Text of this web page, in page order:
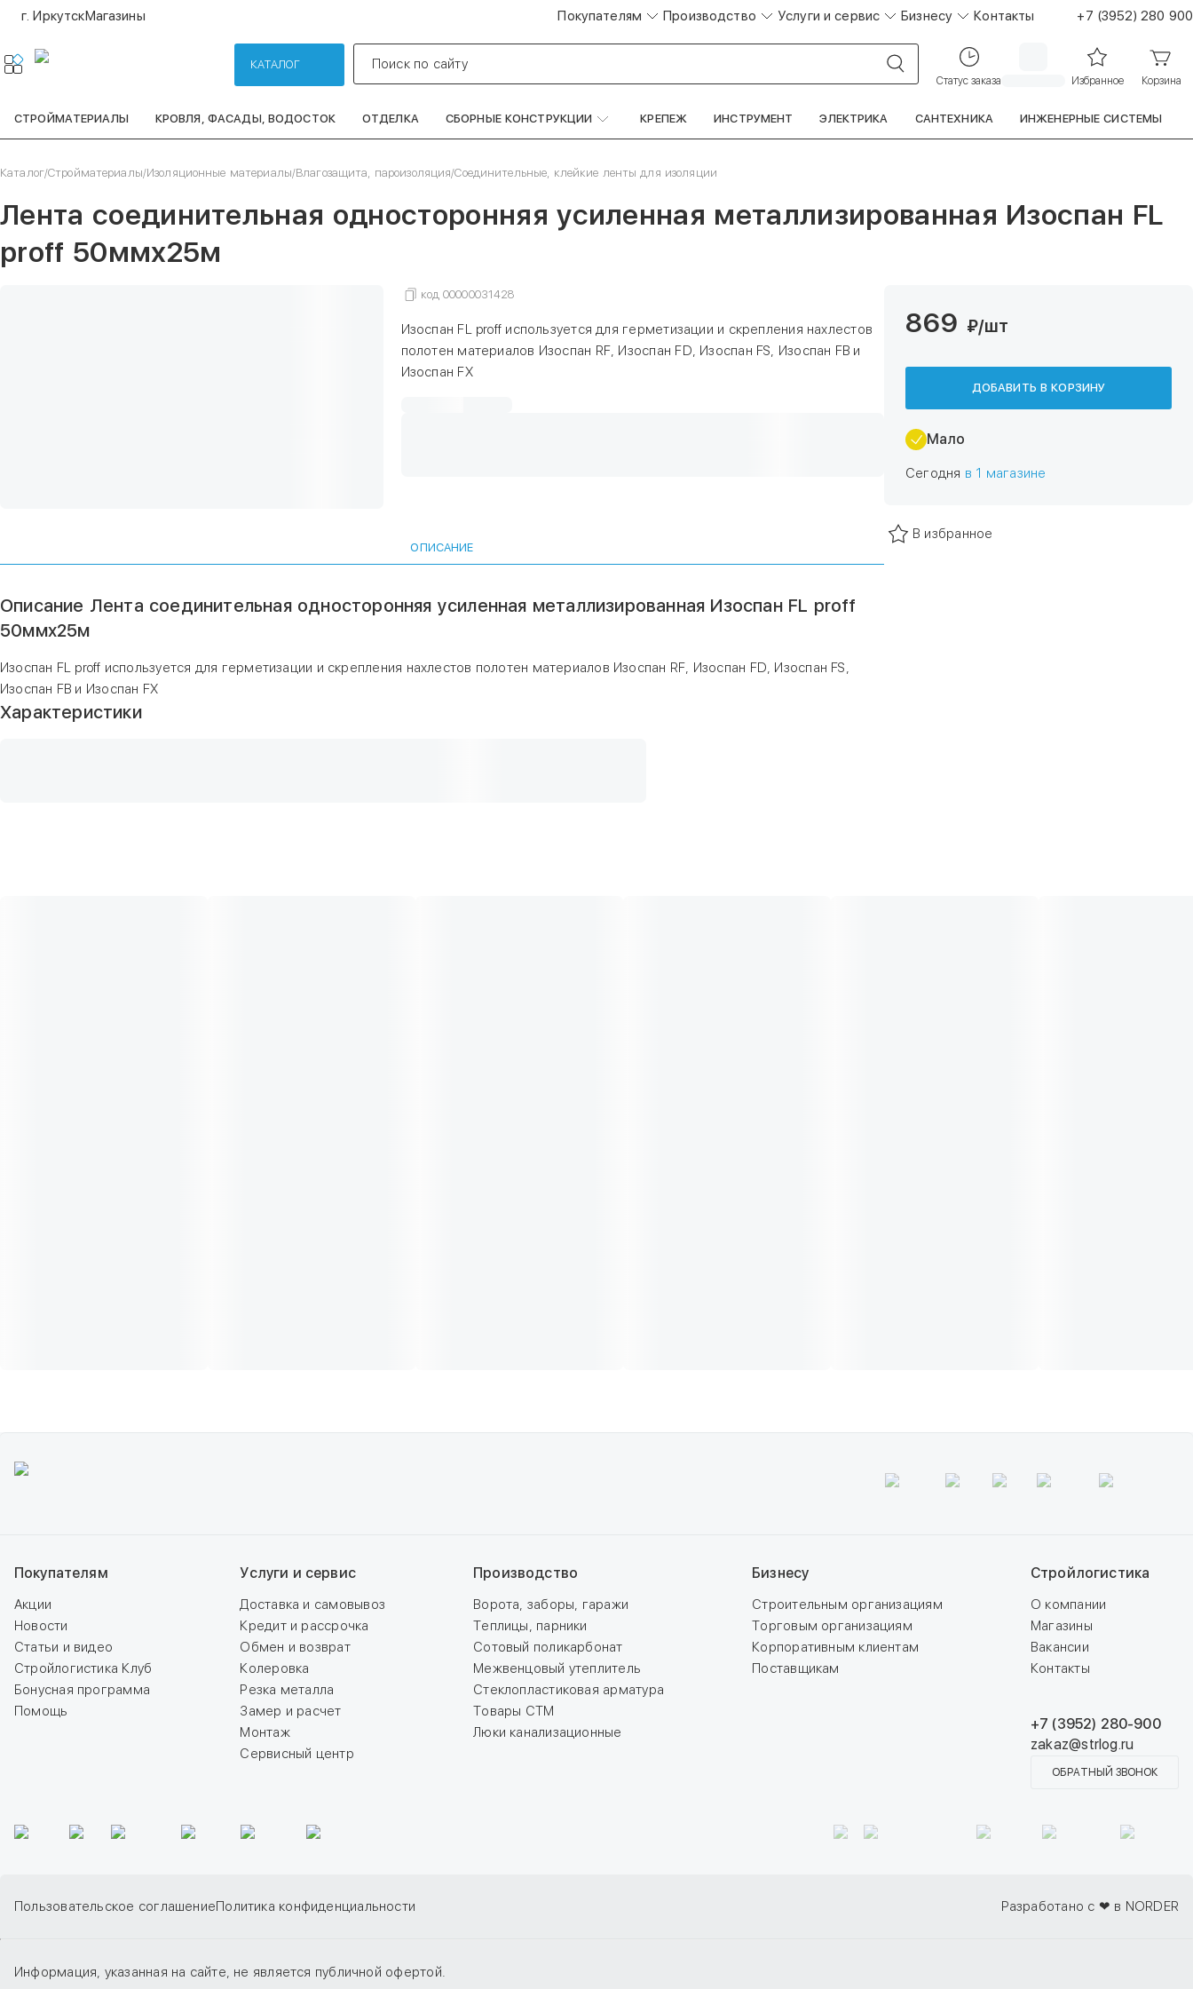
г. ИркутскМагазины Покупателям Производство Услуги и сервис Бизнесу Контакты +7 (3952) 280 900
КАТАЛОГ Поиск по сайту
Статус заказа Избранное Корзина
СТРОЙМАТЕРИАЛЫ КРОВЛЯ, ФАСАДЫ, ВОДОСТОК ОТДЕЛКА СБОРНЫЕ КОНСТРУКЦИИ КРЕПЕЖ ИНСТРУМЕНТ ЭЛЕКТРИКА САНТЕХНИКА ИНЖЕНЕРНЫЕ СИСТЕМЫ
Каталог/Стройматериалы/Изоляционные материалы/Влагозащита, пароизоляция/Соединительные, клейкие ленты для изоляции
Лента соединительная односторонняя усиленная металлизированная Изоспан FL
proff 50ммх25м
код00000031428
Изоспан FL proff используется для герметизации и скрепления нахлестов
полотен материалов Изоспан RF, Изоспан FD, Изоспан FS, Изоспан FB и
Изоспан FX
ОПИСАНИЕ
Описание Лента соединительная односторонняя усиленная металлизированная Изоспан FL proff
50ммх25м
Изоспан FL proff используется для герметизации и скрепления нахлестов полотен материалов Изоспан RF, Изоспан FD, Изоспан FS,
Изоспан FB и Изоспан FX
Характеристики
869 ₽/шт
ДОБАВИТЬ В КОРЗИНУ
Мало
Сегодня в 1 магазине
В избранное
Покупателям
Акции
Новости
Статьи и видео
Стройлогистика Клуб
Бонусная программа
Помощь
Услуги и сервис
Доставка и самовывоз
Кредит и рассрочка
Обмен и возврат
Колеровка
Резка металла
Замер и расчет
Монтаж
Сервисный центр
Производство
Ворота, заборы, гаражи
Теплицы, парники
Сотовый поликарбонат
Межвенцовый утеплитель
Стеклопластиковая арматура
Товары СТМ
Люки канализационные
Бизнесу
Строительным организациям
Торговым организациям
Корпоративным клиентам
Поставщикам
Стройлогистика
О компании
Магазины
Вакансии
Контакты
+7 (3952) 280-900
zakaz@strlog.ru
ОБРАТНЫЙ ЗВОНОК
Пользовательское соглашениеПолитика конфиденциальности Разработано с ❤ в NORDER
Информация, указанная на сайте, не является публичной офертой.